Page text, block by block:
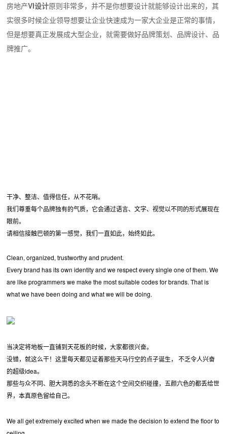
房地产VI设计原则非常多，并不是你想要设计就能够设计出来的，其
实很多时候企业领导想要让企业快速成为一家大企业是正常的事情，
但是想要真正发展成大型企业，就需要做好品牌策划、品牌设计、品
牌推广。
干净、整洁、值得信任，从不花哨。
我们尊重每个品牌独有的气质，它会通过语言、文字、视觉以不同的形式展现在
眼前。
请相信接触巴顿的第一感觉，我们一直如此，始终如此。
Clean, organized, trustworthy and prudent.
Every brand has its own identity and we respect every single one of them. We
are like programmers we make the most suitable codes for brands. That is
what we have been doing and what we will be doing.
当决定将地板一直铺到天花板的时候，大家都很兴奋。
没错，就这么干！这里每天都见证着那些天马行空的点子诞生， 不乏令人兴奋
的超级idea。
那些与众不同、胆大洞悉的念头不断在这个空间交织碰撞，五颜六色的都丢给世
界，本真原色留给自己。
We all get extremely excited when we made the decision to extend the floor to